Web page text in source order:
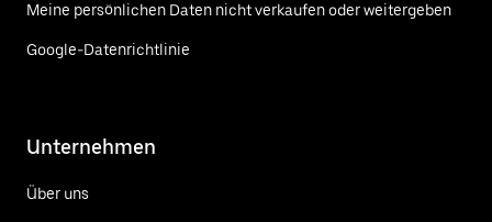
Meine persönlichen Daten nicht verkaufen oder weitergeben
Google-Datenrichtlinie
Unternehmen
Über uns